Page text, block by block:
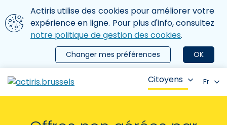
Aller au contenu principal
Nous utilisons des cookies
Actiris utilise des cookies pour améliorer votre
expérience en ligne. Pour plus d'info, consultez
notre politique de gestion des cookies.
OK
Changer mes préférences
le menu
Citoyens Fr